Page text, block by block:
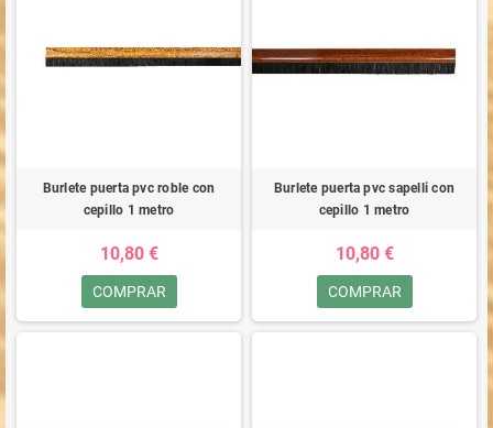
Burlete puerta pvc roble con
cepillo 1 metro
10,80 €
COMPRAR
Burlete puerta pvc sapelli con
cepillo 1 metro
10,80 €
COMPRAR